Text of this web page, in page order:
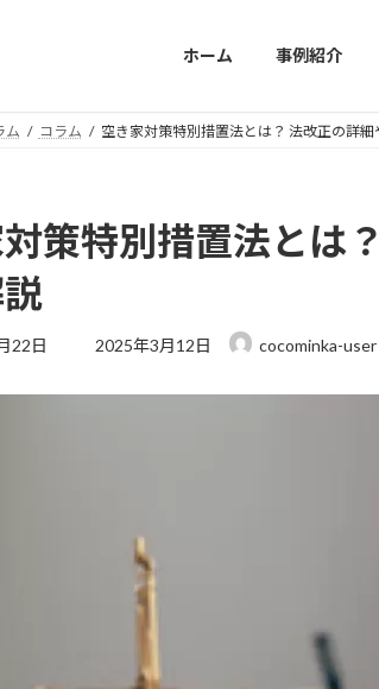
ホーム 事例紹介
ム コラム 空き家対策特別措置法とは？ 法改正の詳
策特別措置法とは
22日
最
2025年3月12日 cocominka-user